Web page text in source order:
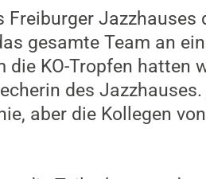
Jazzhauses
gesamte Team an
die KO-Tropfen hatten
des
aber die Kollegen